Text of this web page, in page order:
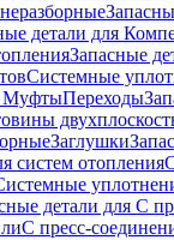
детали для
Запасные
Системные
МуфтыПереходы
Заглушки
систем отопления
детали для С
С пресс-